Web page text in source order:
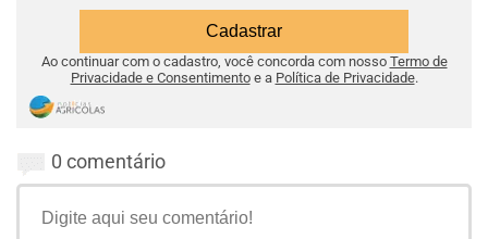
Ao continuar com o cadastro, você concorda com nosso Termo de
Privacidade e Consentimentoe a Política de Privacidade.
0 comentário